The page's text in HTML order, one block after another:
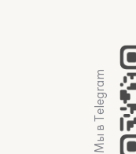
Мы в Telegram